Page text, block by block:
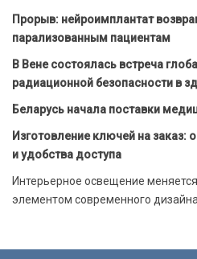
Прорыв: нейроимплантат
парализованным пациентам
В Вене состоялась встреча
радиационной безопасности в
Беларусь начала поставки
Изготовление ключей на заказ:
и удобства доступа
Интерьерное освещение
элементом современного дизайна